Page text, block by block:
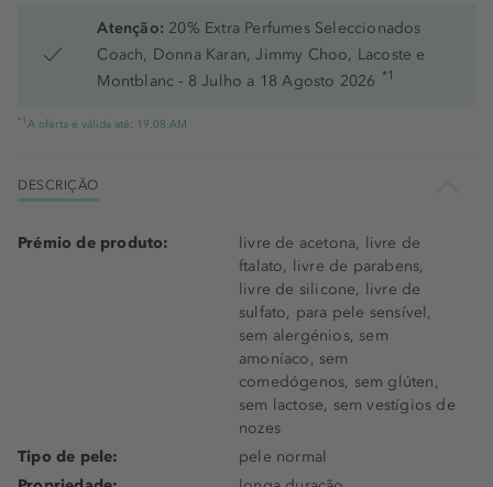
Atenção: 20% Extra Perfumes Seleccionados
Coach, Donna Karan, Jimmy Choo, Lacoste e
Montblanc - 8 Julho a 18 Agosto 2026 *1
*1 A oferta é válida até: 19.08.AM
DESCRIÇÃO
Prémio de produto:
livre de acetona, livre de
ftalato, livre de parabens,
livre de silicone, livre de
sulfato, para pele sensível,
sem alergénios, sem
amoníaco, sem
comedógenos, sem glúten,
sem lactose, sem vestígios de
nozes
Tipo de pele:
pele normal